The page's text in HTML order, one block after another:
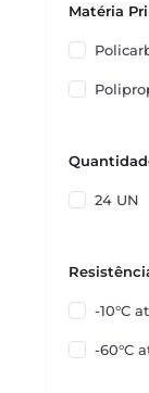
Matéria
24 UN
-10°C
-60°C